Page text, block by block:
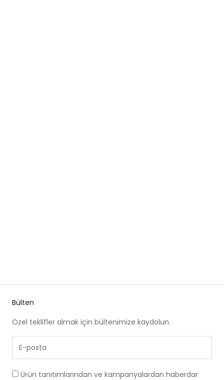
Bülten
Özel teklifler almak için bültenimize kaydolun.
Ürün tanıtımlarından ve kampanyalardan haberdar